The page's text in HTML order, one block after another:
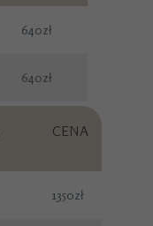
640zł
640zł
CENA
1350zł